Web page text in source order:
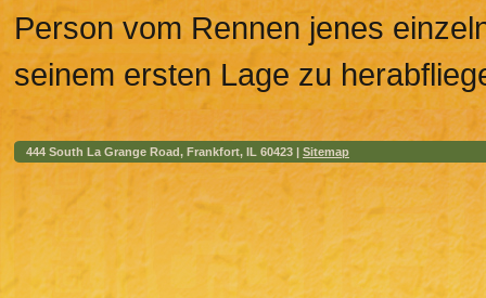
Person vom Rennen jenes
seinem ersten Lage zu
444 South La Grange Road, Frankfort, IL 60423 | Sitemap